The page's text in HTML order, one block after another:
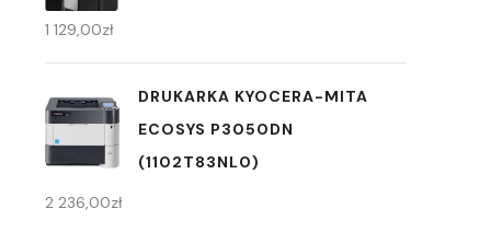
1 129,00zł
DRUKARKA KYOCERA-MITA
ECOSYS P3050DN
(1102T83NL0)
2 236,00zł